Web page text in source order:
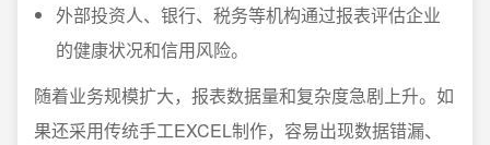
外部投资人、银行、税务等机构通过报表评估企业
的健康状况和信用风险。
随着业务规模扩大，报表数据量和复杂度急剧上升。如
果还采用传统手工EXCEL制作，容易出现数据错漏、